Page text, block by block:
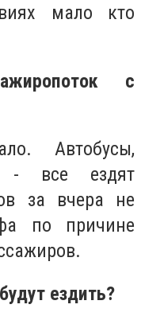
мало кто
с
Автобусы,
- все ездят
за вчера не
по причине
ездить?